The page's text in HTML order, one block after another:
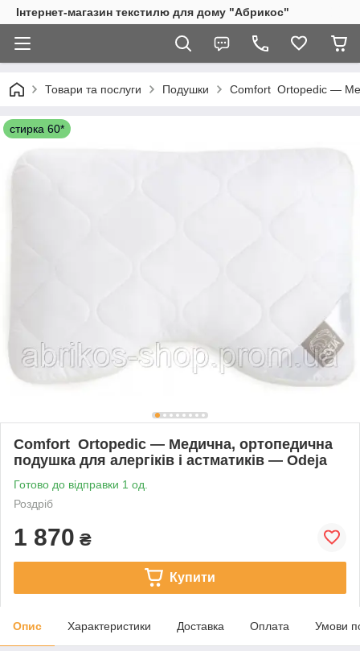
Інтернет-магазин текстилю для дому "Абрикос"
Товари та послуги Подушки Comfort Ortopedic —
стирка 60*
Comfort Ortopedic — Медична, ортопедична
подушка для алергіків і астматиків — Odeja
Готово до відправки 1 од.
Роздріб
1 870 ₴
Купити
Опис Характеристики Доставка Оплата Умови